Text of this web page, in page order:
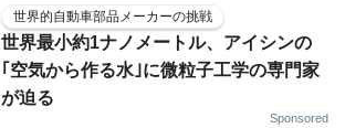
世界的自動車部品メーカーの挑戦
世界最小約1ナノメートル、アイシンの
｢空気から作る水｣に微粒子工学の専門家
が迫る
Sponsored